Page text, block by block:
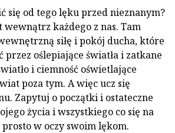
się od tego lęku przed nieznanym?
wewnątrz każdego z nas. Tam
siłę i pokój ducha, które
oślepiające światła i zatkane
i ciemność oświetlające
poza tym. A więc ucz się
Zapytuj o początki i ostateczne
życia i wszystkiego co się na
prosto w oczy swoim lękom.